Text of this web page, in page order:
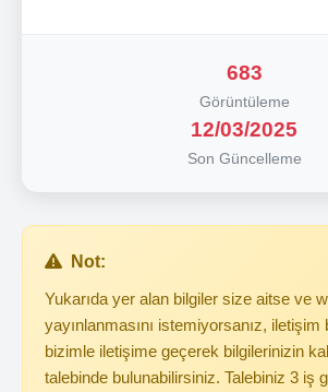
683
Görüntüleme
12/03/2025
Son Güncelleme
Not:
Yukarıda yer alan bilgiler size aitse ve
yayınlanmasını istemiyorsanız, iletişim
bizimle iletişime geçerek bilgilerinizin
talebinde bulunabilirsiniz. Talebiniz 3 iş